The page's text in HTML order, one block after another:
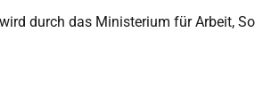
durch das Ministerium für Arbeit,